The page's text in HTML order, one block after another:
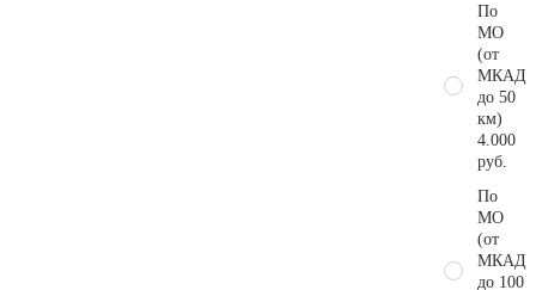
По
МО
(от
МКАД
до 50
км)
4.000
руб.
По
МО
(от
МКАД
до 100